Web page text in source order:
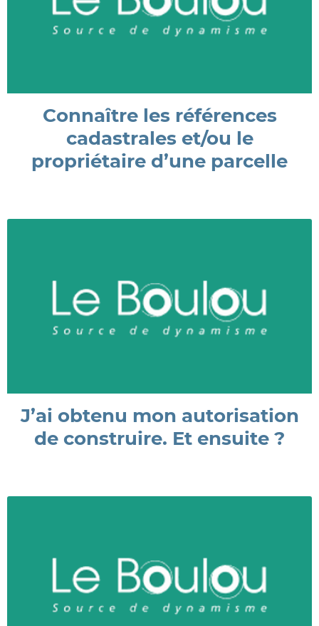
Connaître les références
cadastrales et/ou le
propriétaire d’une parcelle
J’ai obtenu mon autorisation
de construire. Et ensuite ?